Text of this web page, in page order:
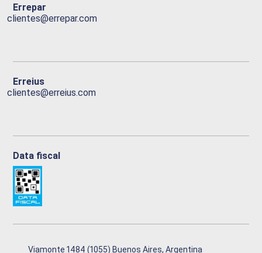
Errepar
clientes@errepar.com
Erreius
clientes@erreius.com
Data fiscal
Viamonte 1484 (1055) Buenos Aires, Argentina